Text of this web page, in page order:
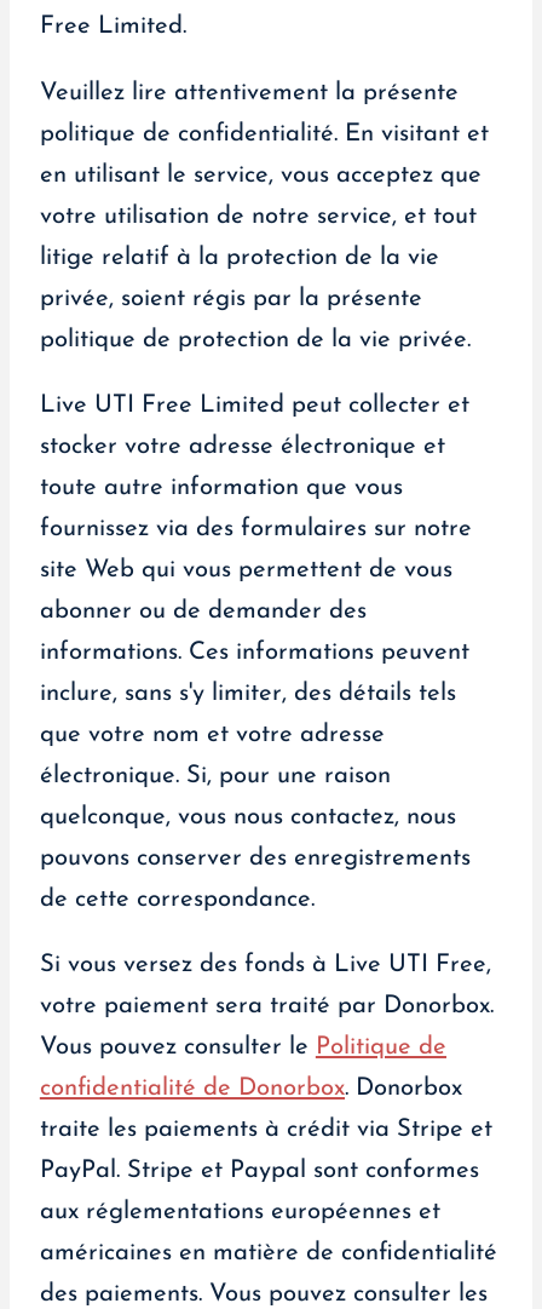
Free Limited.
Veuillez lire attentivement la présente
politique de confidentialité. En visitant et
en utilisant le service, vous acceptez que
votre utilisation de notre service, et tout
litige relatif à la protection de la vie
privée, soient régis par la présente
politique de protection de la vie privée.
Live UTI Free Limited peut collecter et
stocker votre adresse électronique et
toute autre information que vous
fournissez via des formulaires sur notre
site Web qui vous permettent de vous
abonner ou de demander des
informations. Ces informations peuvent
inclure, sans s'y limiter, des détails tels
que votre nom et votre adresse
électronique. Si, pour une raison
quelconque, vous nous contactez, nous
pouvons conserver des enregistrements
de cette correspondance.
Si vous versez des fonds à Live UTI Free,
votre paiement sera traité par Donorbox.
Vous pouvez consulter le Politique de
confidentialité de Donorbox. Donorbox
traite les paiements à crédit via Stripe et
PayPal. Stripe et Paypal sont conformes
aux réglementations européennes et
américaines en matière de confidentialité
des paiements. Vous pouvez consulter les